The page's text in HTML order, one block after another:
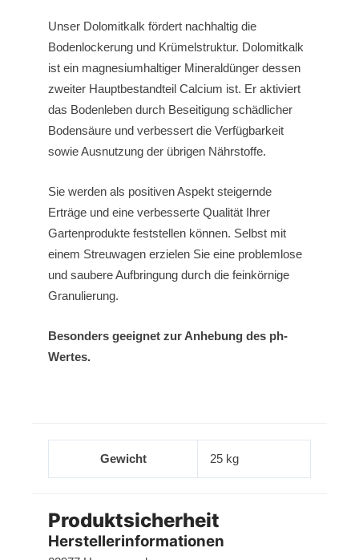
Unser Dolomitkalk fördert nachhaltig die
Bodenlockerung und Krümelstruktur. Dolomitkalk
ist ein magnesiumhaltiger Mineraldünger dessen
zweiter Hauptbestandteil Calcium ist. Er aktiviert
das Bodenleben durch Beseitigung schädlicher
Bodensäure und verbessert die Verfügbarkeit
sowie Ausnutzung der übrigen Nährstoffe.
Sie werden als positiven Aspekt steigernde
Erträge und eine verbesserte Qualität Ihrer
Gartenprodukte feststellen können. Selbst mit
einem Streuwagen erzielen Sie eine problemlose
und saubere Aufbringung durch die feinkörnige
Granulierung.
Besonders geeignet zur Anhebung des ph-
Wertes.
Gewicht 25 kg
Produktsicherheit
Herstellerinformationen